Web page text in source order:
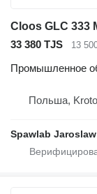
Cloos GLC 333
33 380 TJS
13
Промышленное
Польша,
Spawlab